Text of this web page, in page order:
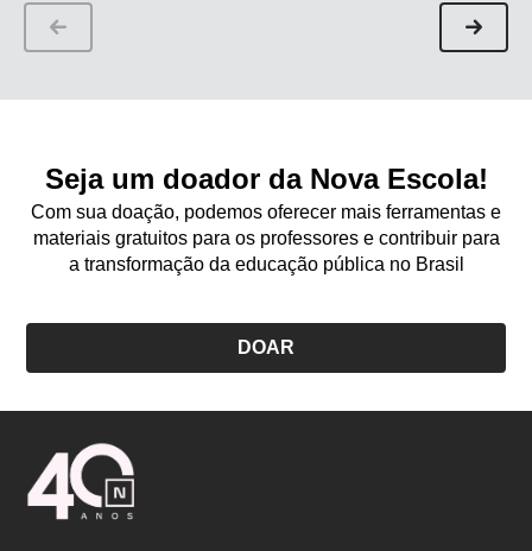
coleções. Diga que depois vocês podem pensar em um
espaço especial da escola para dispor o acervo de forma
permanente. Em seguida, organize o grupo para a próxima
proposta do dia.
Seja um doador da Nova Escola!
Com sua doação, podemos oferecer mais ferramentas e
materiais gratuitos para os professores e contribuir para
a transformação da educação pública no Brasil
DOAR